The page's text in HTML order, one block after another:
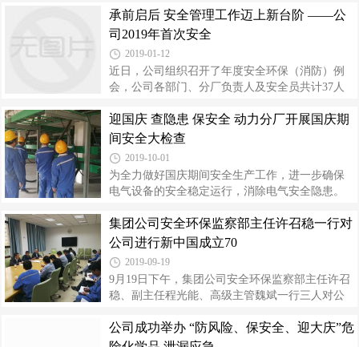
生产操作、管沟与管网、应急救援演练、危险化
学品管理、特殊作业过程管控、冬季防冻等工作
进行重点排查，共查出问题93项。
司相关要求和例会精神；组织学习了近期国内典
型事故案例和“盲板抽堵作业”教育视频；并对2018
年隐患排查治理和“三违”查处等工作进行了总结分
析，有针对性地对2019年1月份安全环保工作进行
了安排。 会议要求，一是要严格执行全员安全生
产责任制考核制度。各部门、分厂须严格落实界
区管理主体责任，强化考核机制。二是要严格特
殊作业管理。各级管理人员要严格按照特殊作业
管理规范要求，严把作业审批
承前启后 安全管理工作迈上新台阶 ——公
司2019年首次安全
2019-01-12
近日，公司组织召开了年度安全环保（消防）例
会，公司各部门、分厂负责人及安全员共计37人
利平出席会议。 会议通报总结了2018年12月份主
要安全环保工作开展情况，对2019年元月份的主
要安全生产工作做了安排部署；传达了中省有关
会议精神及集团例会会议精神；对过去一年公司
发生的事故事件、三违处罚情况等进行了总结比
对。 会议要求，各单位要根据比对结果反思过去
一年安全环保工作的得失，新的一年安全环保管
理工作要上新台阶。 会议同时对下一步安全环保
重点工作进行安排部署一是各单位要
迎国庆 查隐患 保安全 动力分厂开展国庆期
间安全大检查
2019-10-01
为全力做好国庆期间安全生产工作，进一步确保
电气设备的安全稳定运行，消除电气安全隐患。
10KV变压器室、35kV开关所、一二线10KV电容
器室、110kV整流所、电缆桥架、配电室等进行全
面排查。 通过本次检查，及时查改问题，为节日
期间的安全稳定运行打下了良好的基础。
集团公司安全环保监察部主任许召稳一行对
公司进行新中国成立70
2019-09-19
9月19日下午，集团公司安全环保监察部主任许召
稳、副主任程光能、高级主管魏斌一行三人对公
项检查。公司总经理高万升、副总经理梁寅祥、
邱元金、张庆、张军锋及安全监察部人员陪同检
公司成功举办 “防风险、保安全、迎大庆”危